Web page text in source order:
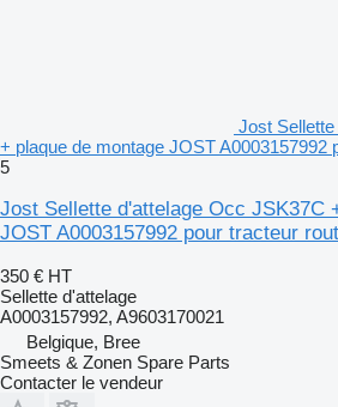
Jost
+ plaque de montage JOST A0003157992
5
Jost Sellette d'attelage Occ JSK37C
JOST A0003157992 pour tracteur
350 € HT
Sellette d'attelage
A0003157992, A9603170021
Belgique, Bree
Smeets & Zonen Spare Parts
Contacter le vendeur